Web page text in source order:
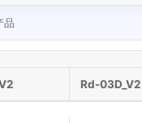
品
Rd-03D_V2